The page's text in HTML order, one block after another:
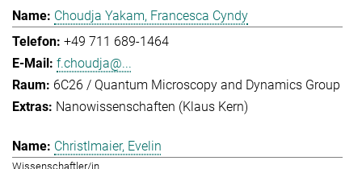
Choudja Yakam, Francesca Cyndy
+49 711 689-1464
f.choudja@...
6C26 / Quantum Microscopy and Dynamics Group
Nanowissenschaften (Klaus Kern)
Christlmaier, Evelin
Wissenschaftler/in